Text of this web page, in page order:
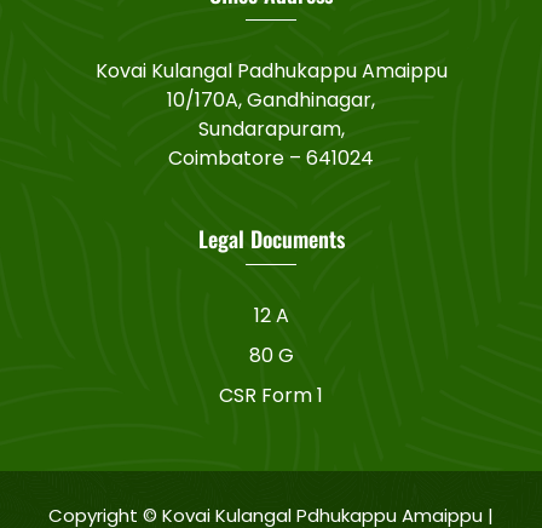
Kovai Kulangal Padhukappu Amaippu
10/170A, Gandhinagar,
Sundarapuram,
Coimbatore – 641024
Legal Documents
12 A
80 G
CSR Form 1
Copyright © Kovai Kulangal Pdhukappu Amaippu |